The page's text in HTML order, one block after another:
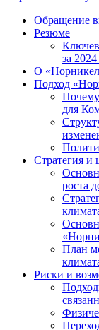
Обращение
Резюме
за
О
Подход
для
Стратегия и
роста
План
Риски и